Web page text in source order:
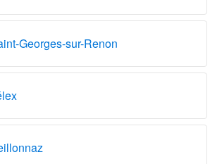
Georges-sur-Renon